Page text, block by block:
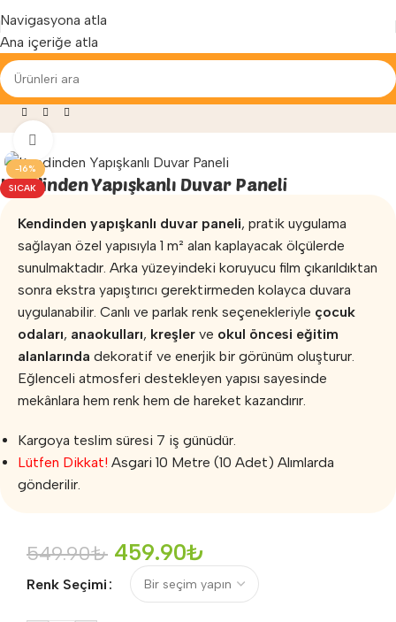
Navigasyona atla
Ana içeriğe atla
Yenilenen arayüzümüz ile hizmetinizdeyiz...
» Tatami Minder
-16%
SICAK
Kendinden Yapışkanlı Duvar Paneli
Kendinden yapışkanlı duvar paneli, pratik uygulama
sağlayan özel yapısıyla 1 m² alan kaplayacak ölçülerde
sunulmaktadır. Arka yüzeyindeki koruyucu film çıkarıldıktan
sonra ekstra yapıştırıcı gerektirmeden kolayca duvara
uygulanabilir. Canlı ve parlak renk seçenekleriyle çocuk
odaları, anaokulları, kreşler ve okul öncesi eğitim
alanlarında dekoratif ve enerjik bir görünüm oluşturur.
Eğlenceli atmosferi destekleyen yapısı sayesinde
mekânlara hem renk hem de hareket kazandırır.
Kargoya teslim süresi 7 iş günüdür.
Lütfen Dikkat! Asgari 10 Metre (10 Adet) Alımlarda
gönderilir.
549.90₺ 459.90₺
Renk Seçimi